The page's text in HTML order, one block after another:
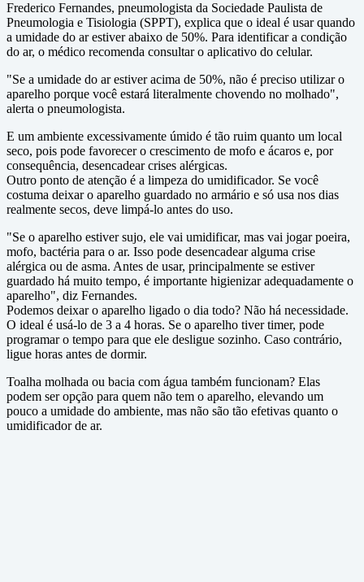
Frederico Fernandes, pneumologista da Sociedade Paulista de
Pneumologia e Tisiologia (SPPT), explica que o ideal é usar quando
a umidade do ar estiver abaixo de 50%. Para identificar a condição
do ar, o médico recomenda consultar o aplicativo do celular.
"Se a umidade do ar estiver acima de 50%, não é preciso utilizar o
aparelho porque você estará literalmente chovendo no molhado",
alerta o pneumologista.
E um ambiente excessivamente úmido é tão ruim quanto um local
seco, pois pode favorecer o crescimento de mofo e ácaros e, por
consequência, desencadear crises alérgicas.
Outro ponto de atenção é a limpeza do umidificador. Se você
costuma deixar o aparelho guardado no armário e só usa nos dias
realmente secos, deve limpá-lo antes do uso.
"Se o aparelho estiver sujo, ele vai umidificar, mas vai jogar poeira,
mofo, bactéria para o ar. Isso pode desencadear alguma crise
alérgica ou de asma. Antes de usar, principalmente se estiver
guardado há muito tempo, é importante higienizar adequadamente o
aparelho", diz Fernandes.
Podemos deixar o aparelho ligado o dia todo? Não há necessidade.
O ideal é usá-lo de 3 a 4 horas. Se o aparelho tiver timer, pode
programar o tempo para que ele desligue sozinho. Caso contrário,
ligue horas antes de dormir.
Toalha molhada ou bacia com água também funcionam? Elas
podem ser opção para quem não tem o aparelho, elevando um
pouco a umidade do ambiente, mas não são tão efetivas quanto o
umidificador de ar.